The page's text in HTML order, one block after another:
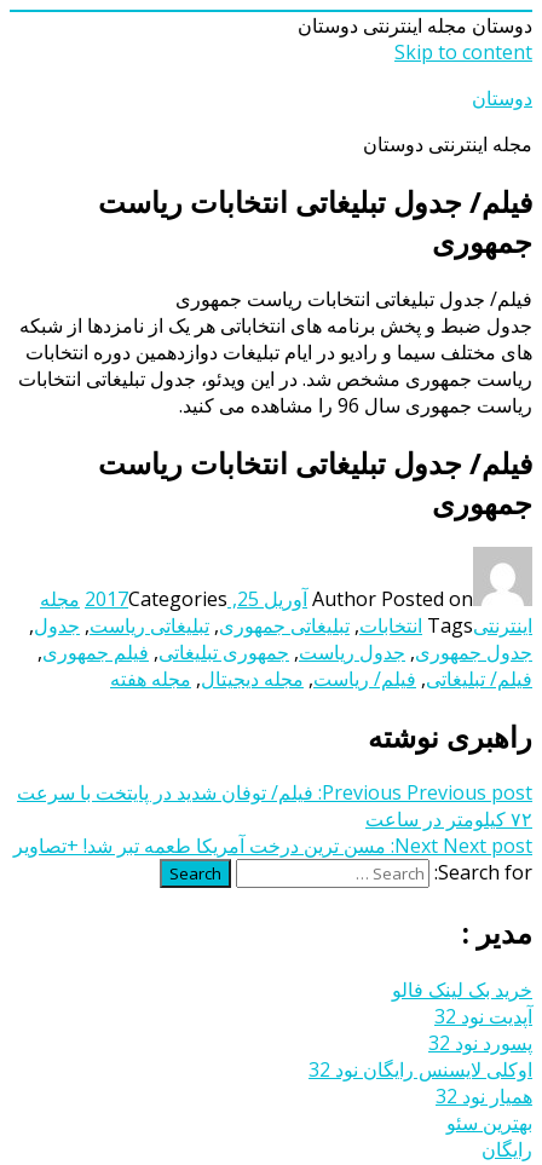
دوستان مجله اینترنتی دوستان
Skip to content
دوستان
مجله اینترنتی دوستان
فیلم/ جدول تبلیغاتی انتخابات ریاست
جمهوری
فیلم/ جدول تبلیغاتی انتخابات ریاست جمهوری
جدول ضبط و پخش برنامه های انتخاباتی هر یک از نامزدها از شبکه
های مختلف سیما و رادیو در ایام تبلیغات دوازدهمین دوره انتخابات
ریاست جمهوری مشخص شد. در این ویدئو، جدول تبلیغاتی انتخابات
ریاست جمهوری سال 96 را مشاهده می کنید.
فیلم/ جدول تبلیغاتی انتخابات ریاست
جمهوری
Author Posted on آوریل 25, 2017 Categories
مجله
اینترنتیTags انتخابات, تبلیغاتی جمهوری, تبلیغاتی ریاست, جدول,
جدول جمهوری, جدول ریاست, جمهوری تبلیغاتی, فیلم جمهوری,
فیلم/ تبلیغاتی, فیلم/ ریاست, مجله دیجیتال, مجله هفته
راهبری نوشته
Previous Previous post:
فیلم/ توفان شدید در پایتخت با سرعت
۷۲ کیلومتر در ساعت
Next Next post:
مسن ترین درخت آمریکا طعمه تبر شد! +تصاویر
Search for:
Search
مدیر :
خرید بک لینک فالو
آپدیت نود 32
پسورد نود 32
اوکلی لایسنس رایگان نود 32
همیار نود 32
بهترین سئو
رایگان